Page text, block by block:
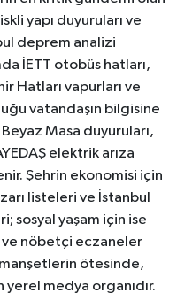
yapı duyuruları ve
deprem analizi
İETT otobüs hatları,
Hatları vapurları ve
vatandaşın bilgisine
Masa duyuruları,
elektrik arıza
Şehrin ekonomisi için
listeleri ve İstanbul
sosyal yaşam için ise
nöbetçi eczaneler
ötesinde,
yerel medya organıdır.